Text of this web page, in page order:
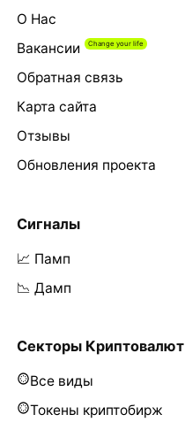
О Нас
Вакансии
Обратная связь
Карта сайта
Отзывы
Обновления проекта
Сигналы
📈 Памп
📉 Дамп
Секторы Криптовалют
Все виды
Токены криптобирж